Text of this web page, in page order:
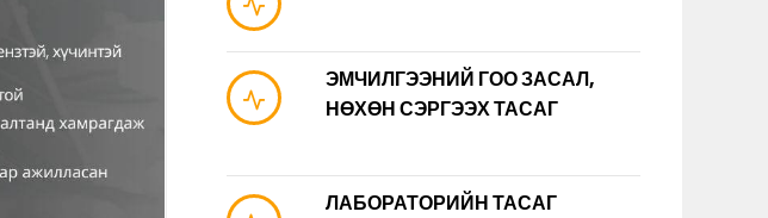
ЭМЧИЛГЭЭНИЙ ГОО ЗАСАЛ,
НӨХӨН СЭРГЭЭХ ТАСАГ
ЛАБОРАТОРИЙН ТАСАГ